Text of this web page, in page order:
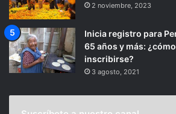
2 noviembre, 2023
Inicia registro para
65 años y más:
inscribirse?
3 agosto, 2021